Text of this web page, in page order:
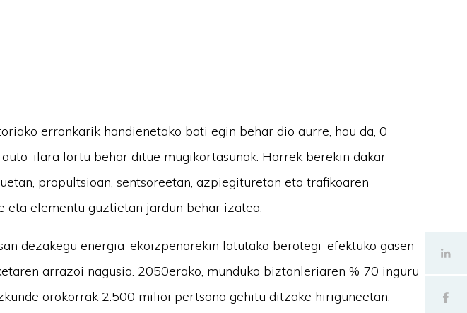
erronkarik handienetako bati egin behar dio aurre, hau da, 0
ilara lortu behar ditue mugikortasunak. Horrek berekin dakar
propultsioan, sentsoreetan, azpiegituretan eta trafikoaren
eta elementu guztietan jardun behar izatea.
dezakegu energia-ekoizpenarekin lotutako berotegi-efektuko gasen
arrazoi nagusia. 2050erako, munduko biztanleriaren % 70 inguru
orokorrak 2.500 milioi pertsona gehitu ditzake hiriguneetan.